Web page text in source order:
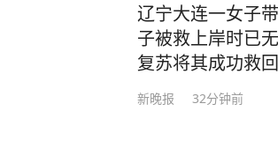
辽宁大连一女子
子被救上岸时已
复苏将其成功救回
新晚报 32分钟前